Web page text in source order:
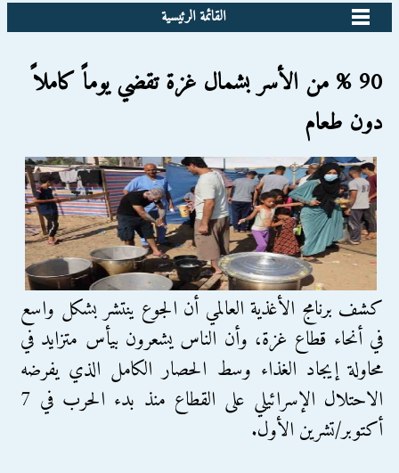
القائمة الرئيسية
90 % من الأسر بشمال غزة تقضي يوماً كاملاً
دون طعام
كشف برنامج الأغذية العالمي أن الجوع ينتشر بشكل واسع
في أنحاء قطاع غزة، وأن الناس يشعرون بيأس متزايد في
محاولة إيجاد الغذاء وسط الحصار الكامل الذي يفرضه
الاحتلال الإسرائيلي على القطاع منذ بدء الحرب في 7
أكتوبر/تشرين الأول.